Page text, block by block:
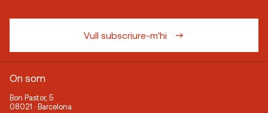
Vull subscriure-m'hi
On som
Bon Pastor, 5
08021 · Barcelona